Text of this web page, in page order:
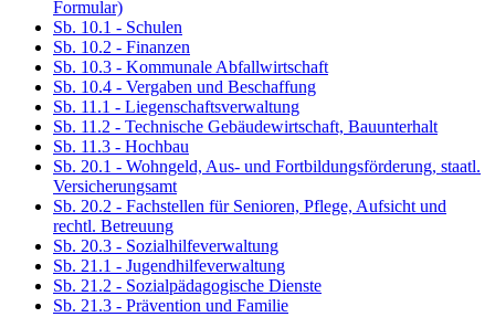
Formular)
Sb. 10.1 - Schulen
Sb. 10.2 - Finanzen
Sb. 10.3 - Kommunale Abfallwirtschaft
Sb. 10.4 - Vergaben und Beschaffung
Sb. 11.1 - Liegenschaftsverwaltung
Sb. 11.2 - Technische Gebäudewirtschaft, Bauunterhalt
Sb. 11.3 - Hochbau
Sb. 20.1 - Wohngeld, Aus- und Fortbildungsförderung, staatl.
Versicherungsamt
Sb. 20.2 - Fachstellen für Senioren, Pflege, Aufsicht und
rechtl. Betreuung
Sb. 20.3 - Sozialhilfeverwaltung
Sb. 21.1 - Jugendhilfeverwaltung
Sb. 21.2 - Sozialpädagogische Dienste
Sb. 21.3 - Prävention und Familie